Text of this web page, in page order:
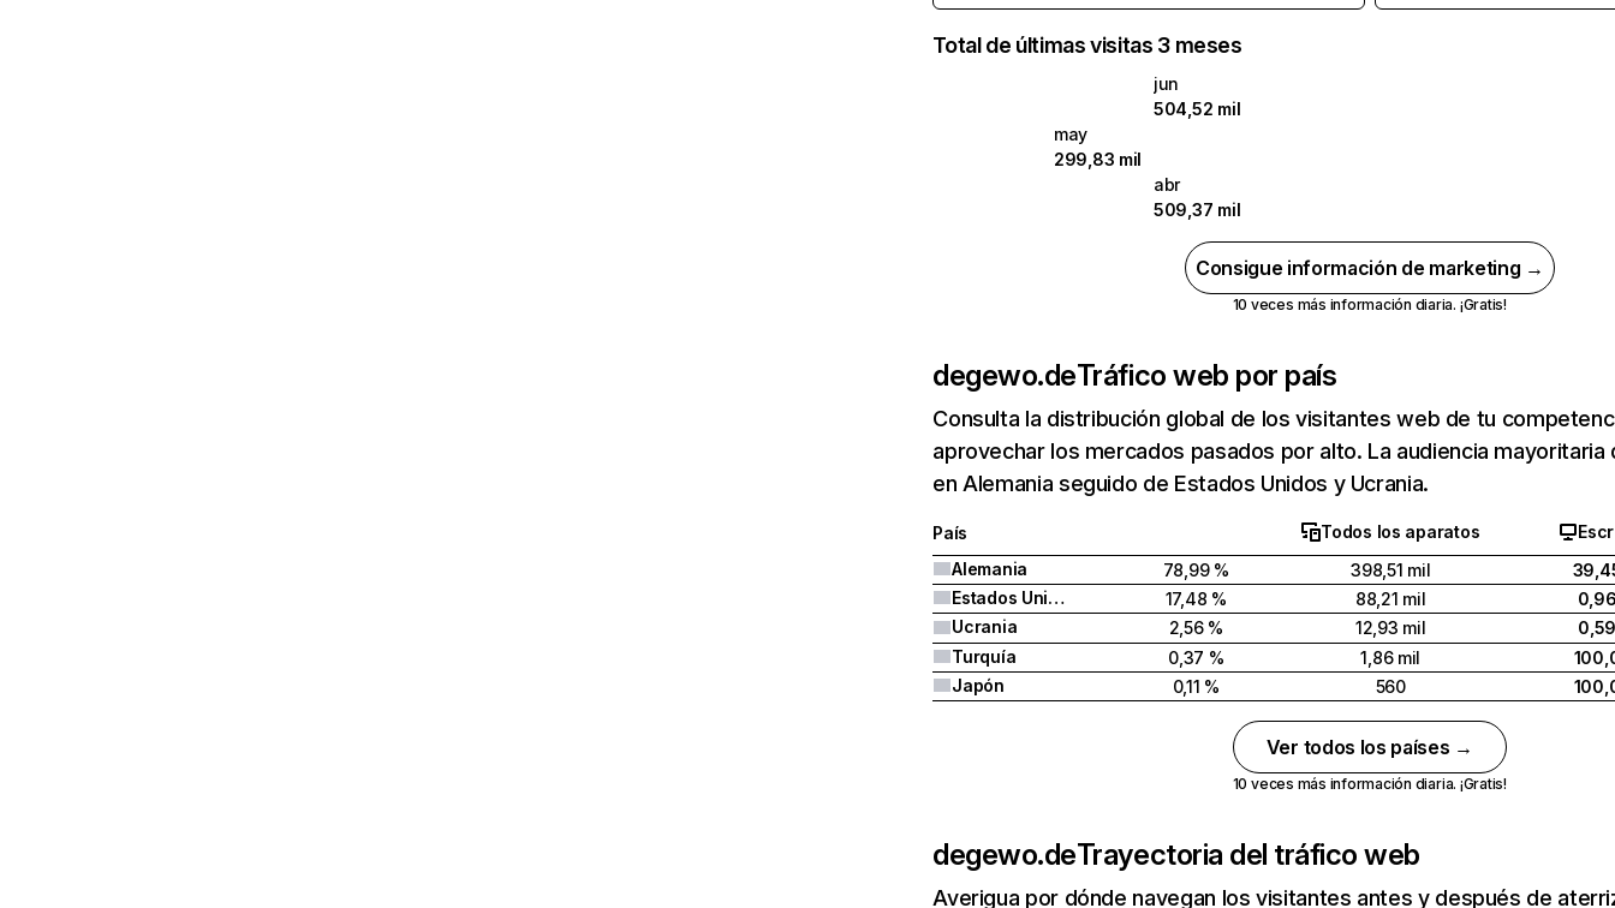
Total de últimas visitas 3 meses
jun
504,52 mil
may
299,83 mil
abr
509,37 mil
Consigue información de marketing →
10 veces más información diaria. ¡Gratis!
degewo.deTráfico web por país
Consulta la distribución global de los visitantes web de tu
aprovechar los mercados pasados por alto. La audiencia
en Alemania seguido de Estados Unidos y Ucrania.
País Todos los aparatos
Alemania
78,99 % 398,51 mil
Estados Unidos
17,48 % 88,21 mil
Ucrania
2,56 % 12,93 mil
Turquía
0,37 % 1,86 mil
Japón
0,11 % 560
Ver todos los países →
10 veces más información diaria. ¡Gratis!
degewo.deTrayectoria del tráfico web
Averigua por dónde navegan los visitantes antes y después de